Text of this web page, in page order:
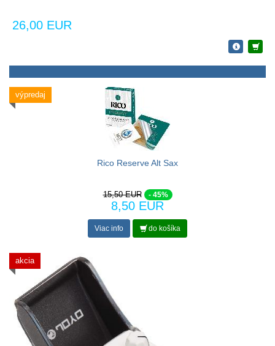
26,00 EUR
výpredaj
Rico Reserve Alt Sax
15,50 EUR - 45%
8,50 EUR
Viac info do košíka
akcia